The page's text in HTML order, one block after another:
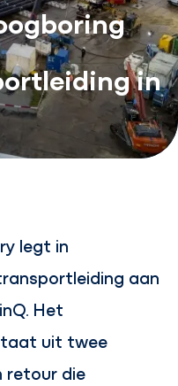
in
legt in
aan
Het
uit twee
retour die